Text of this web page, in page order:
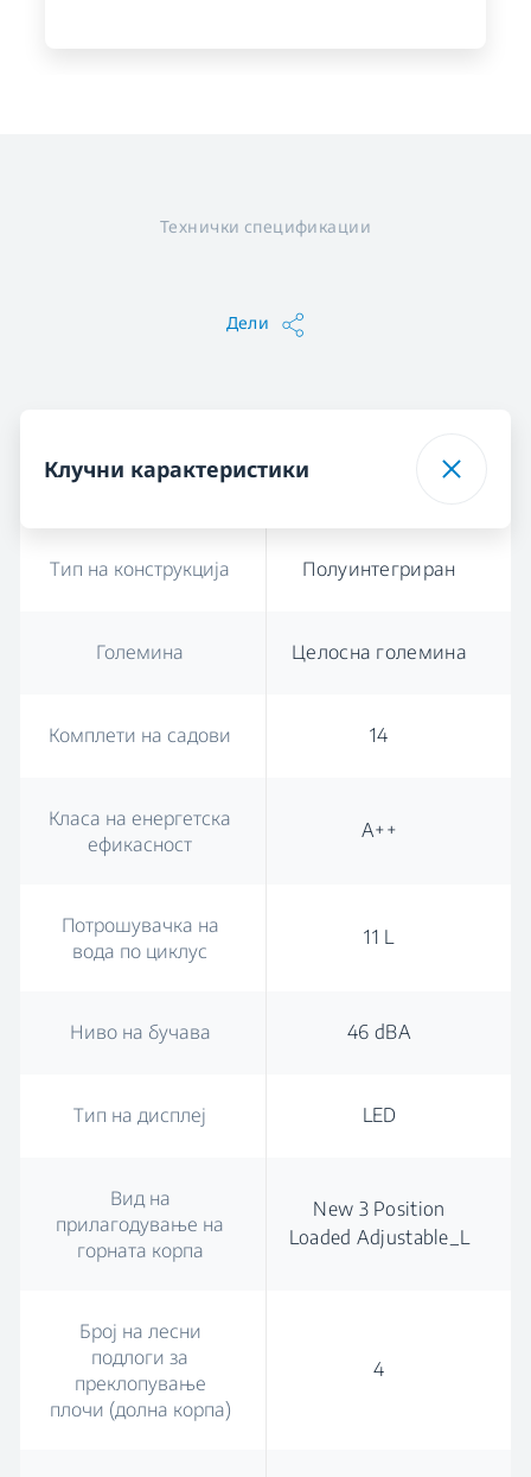
Технички спецификации
Дели
Клучни карактеристики
Тип на конструкција Полуинтегриран
Големина Целосна големина
Комплети на садови 14
Класа на енергетска
ефикасност
A++
Потрошувачка на
вода по циклус
11 L
Ниво на бучава 46 dBA
Тип на дисплеј LED
Вид на
прилагодување на
горната корпа
New 3 Position
Loaded Adjustable_L
Број на лесни
подлоги за
преклопување
плочи (долна корпа)
4